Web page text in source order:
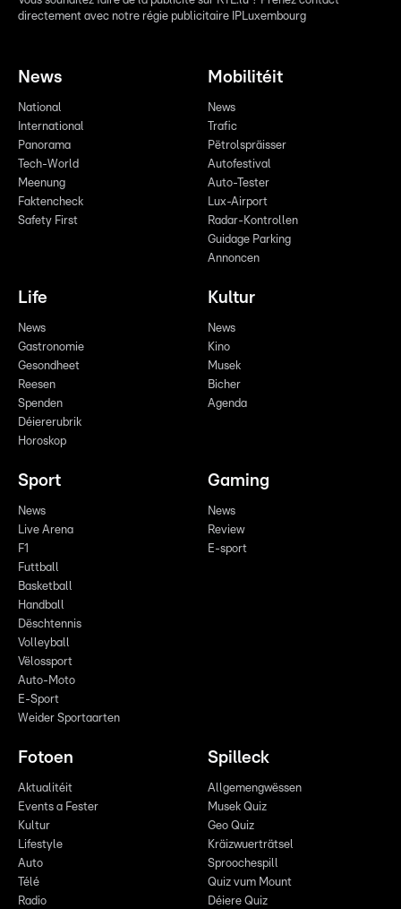
directement avec notre régie publicitaire IPLuxembourg
News
National
International
Panorama
Tech-World
Meenung
Faktencheck
Safety First
Mobilitéit
News
Trafic
Pëtrolspräisser
Autofestival
Auto-Tester
Lux-Airport
Radar-Kontrollen
Guidage Parking
Annoncen
Life
News
Gastronomie
Gesondheet
Reesen
Spenden
Déiererubrik
Horoskop
Kultur
News
Kino
Musek
Bicher
Agenda
Sport
News
Live Arena
F1
Futtball
Basketball
Handball
Dëschtennis
Volleyball
Vëlossport
Auto-Moto
E-Sport
Weider Sportaarten
Gaming
News
Review
E-sport
Fotoen
Aktualitéit
Events a Fester
Kultur
Lifestyle
Auto
Télé
Radio
Spilleck
Allgemengwëssen
Musek Quiz
Geo Quiz
Kräizwuerträtsel
Sproochespill
Quiz vum Mount
Déiere Quiz